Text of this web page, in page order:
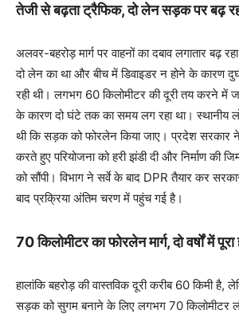
तेजी से बढ़ता ट्रैफिक, दो लेन सड़क पर बढ़
अलवर-बहरोड़ मार्ग पर वाहनों का दबाव लगातार बढ़
दो लेन का था और बीच में डिवाइडर न होने के कारण
रही थी। लगभग 60 किलोमीटर की दूरी तय करने में
के कारण दो घंटे तक का समय लग रहा था। स्थानीय
थी कि सड़क को फोरलेन किया जाए। प्रदेश सरकार ने
करते हुए परियोजना को हरी झंडी दी और निर्माण की
को सौंपी। विभाग ने सर्वे के बाद DPR तैयार कर
बाद प्रक्रिया अंतिम चरण में पहुंच गई है।
70 किलोमीटर का फोरलेन मार्ग, दो वर्षों में पूरा
हालांकि बहरोड़ की वास्तविक दूरी करीब 60 किमी है,
सड़क को सुगम बनाने के लिए लगभग 70 किलोमीटर